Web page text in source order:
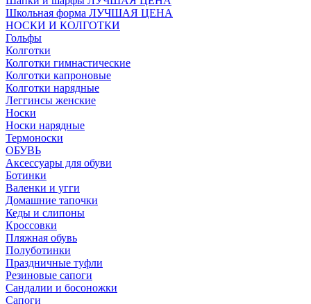
Школьная форма ЛУЧШАЯ ЦЕНА
НОСКИ И КОЛГОТКИ
Гольфы
Колготки
Колготки гимнастические
Колготки капроновые
Колготки нарядные
Леггинсы женские
Носки
Носки нарядные
Термоноски
ОБУВЬ
Аксессуары для обуви
Ботинки
Валенки и угги
Домашние тапочки
Кеды и слипоны
Кроссовки
Пляжная обувь
Полуботинки
Праздничные туфли
Резиновые сапоги
Сандалии и босоножки
Сапоги